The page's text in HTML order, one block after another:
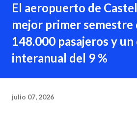
El aeropuerto de
mejor primer semestre
148.000 pasajeros y
interanual del 9 %
julio 07, 2026